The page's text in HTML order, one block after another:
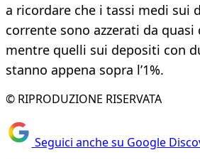
a ricordare che i tassi medi sui
corrente sono azzerati da
mentre quelli sui depositi con
stanno appena sopra l’1%.
© RIPRODUZIONE RISERVATA
Seguici anche su Google